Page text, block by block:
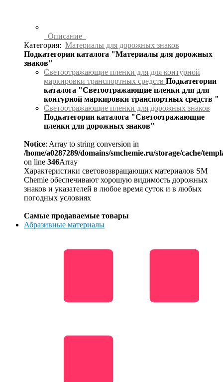
Описание
Категория: Материалы для дорожных знаков
Подкатегории каталога "Материалы для дорожных
знаков"
Светоотражающие пленки для для контурной
маркировки транспортных средств Подкатегории
каталога "Светоотражающие пленки для для
контурной маркировки транспортных средств "
Светоотражающие пленки для дорожных знаков
Подкатегории каталога "Светоотражающие
пленки для дорожных знаков"
Notice: Array to string conversion in
/home/a0287289/domains/smchemie.ru/storage/cache/
on line 346Array
Характеристики световозвращающих материалов SM
Chemie обеспечивают хорошую видимость дорожных
знаков и указателей в любое время суток и в любых
погодных условиях
Самые продаваемые товары
Абразивные материалы